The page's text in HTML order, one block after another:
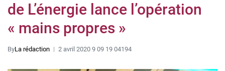
de L’énergie lance l’opération
« mains propres »
ByLa rédaction 2 avril 2020 9 09 19 04194